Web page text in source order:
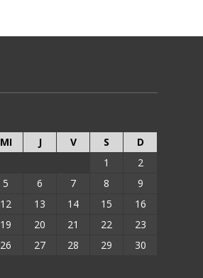
MI J V S
D
1
2
5 6 7 8
9
12 13 14 15
16
19 20 21 22
23
26 27 28 29
30